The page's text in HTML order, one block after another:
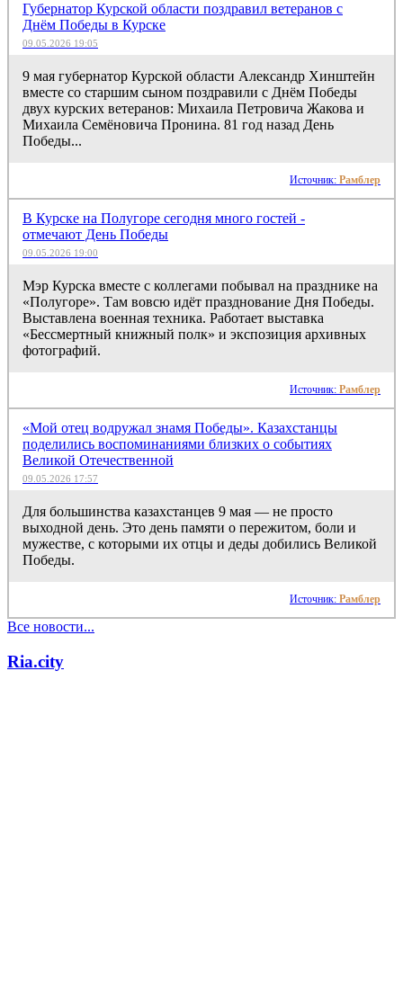
Губернатор Курской области поздравил ветеранов с
Днём Победы в Курске
09.05.2026 19:05
9 мая губернатор Курской области Александр Хинштейн
вместе со старшим сыном поздравили с Днём Победы
двух курских ветеранов: Михаила Петровича Жакова и
Михаила Семёновича Пронина. 81 год назад День
Победы...
Источник: Рамблер
В Курске на Полугоре сегодня много гостей -
отмечают День Победы
09.05.2026 19:00
Мэр Курска вместе с коллегами побывал на празднике на
«Полугоре». Там вовсю идёт празднование Дня Победы.
Выставлена военная техника. Работает выставка
«Бессмертный книжный полк» и экспозиция архивных
фотографий.
Источник: Рамблер
«Мой отец водружал знамя Победы». Казахстанцы
поделились воспоминаниями близких о событиях
Великой Отечественной
09.05.2026 17:57
Для большинства казахстанцев 9 мая — не просто
выходной день. Это день памяти о пережитом, боли и
мужестве, с которыми их отцы и деды добились Великой
Победы.
Источник: Рамблер
Все новости...
Ria.city